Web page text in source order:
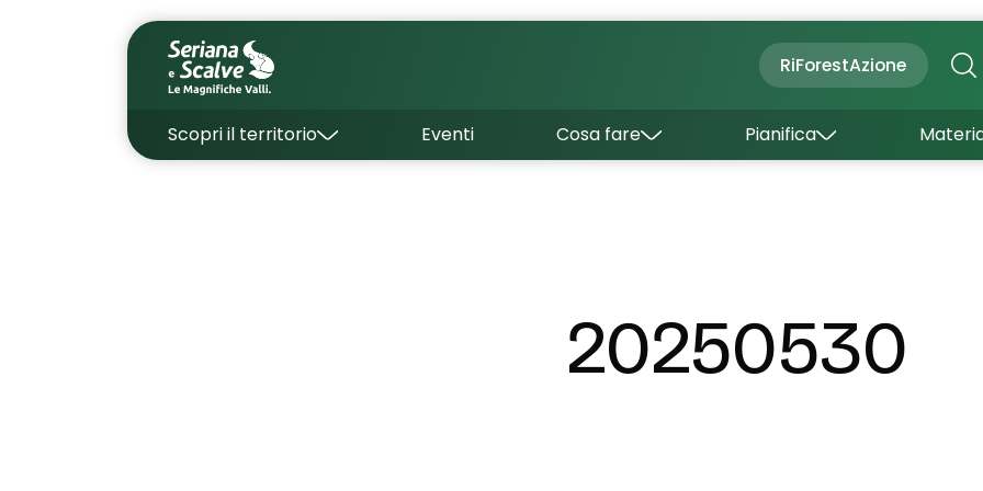
RiForestAzione
Scopri il territorio Eventi Cosa fare
Con bambini
Pianifica
Dove dormire
Come arrivare
Come muoversi
20250530